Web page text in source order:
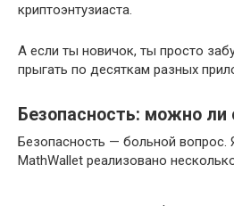
криптоэнтузиаста.
А если ты новичок, ты просто
прыгать по десяткам разных
Безопасность: можно ли
Безопасность — больной вопрос.
MathWallet реализовано